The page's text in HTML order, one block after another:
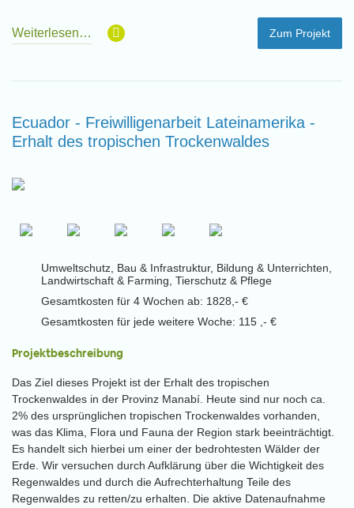
Weiterlesen… Zum Projekt
Ecuador - Freiwilligenarbeit Lateinamerika -
Erhalt des tropischen Trockenwaldes
Umweltschutz, Bau & Infrastruktur, Bildung & Unterrichten,
Landwirtschaft & Farming, Tierschutz & Pflege
Gesamtkosten für 4 Wochen ab: 1828,- €
Gesamtkosten für jede weitere Woche: 115 ,- €
Projektbeschreibung
Das Ziel dieses Projekt ist der Erhalt des tropischen
Trockenwaldes in der Provinz Manabí. Heute sind nur noch ca.
2% des ursprünglichen tropischen Trockenwaldes vorhanden,
was das Klima, Flora und Fauna der Region stark beeinträchtigt.
Es handelt sich hierbei um einer der bedrohtesten Wälder der
Erde. Wir versuchen durch Aufklärung über die Wichtigkeit des
Regenwaldes und durch die Aufrechterhaltung Teile des
Regenwaldes zu retten/zu erhalten. Die aktive Datenaufnahme